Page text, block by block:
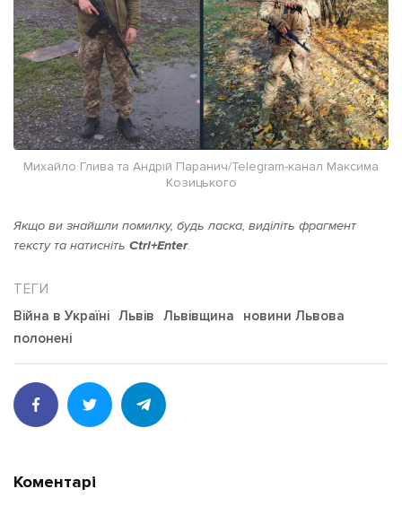
Михайло Глива та Андрій Паранич/Telegram-канал Максима
Козицького
Якщо ви знайшли помилку, будь ласка, виділіть фрагмент
тексту та натисніть Ctrl+Enter.
Війна в Україні Львів Львівщина
новини Львова
полонені
Коментарі